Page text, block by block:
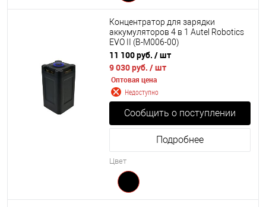
Концентратор для зарядки
аккумуляторов 4 в 1 Autel Robotics
EVO II (B-M006-00)
11 100 руб. / шт
9 030 руб. / шт
Оптовая цена
Недоступно
Сообщить о поступлении
Подробнее
Цвет